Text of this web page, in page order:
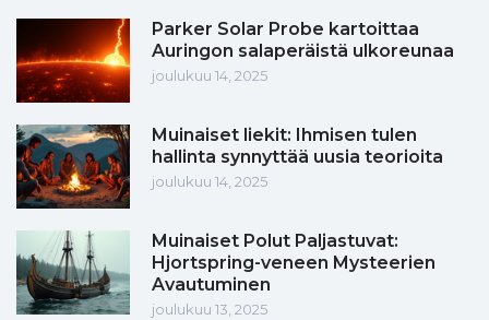
Parker Solar Probe kartoittaa
Auringon salaperäistä ulkoreunaa
joulukuu 14, 2025
Muinaiset liekit: Ihmisen tulen
hallinta synnyttää uusia teorioita
joulukuu 14, 2025
Muinaiset Polut Paljastuvat:
Hjortspring-veneen Mysteerien
Avautuminen
joulukuu 13, 2025